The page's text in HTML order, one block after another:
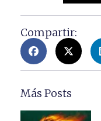
Compartir:
Más Posts